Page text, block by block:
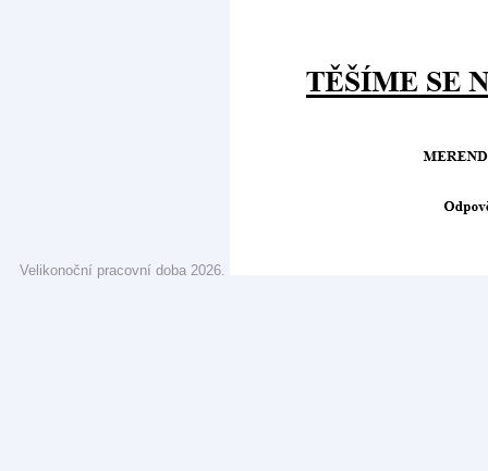
Velikonoční pracovní doba 2026.